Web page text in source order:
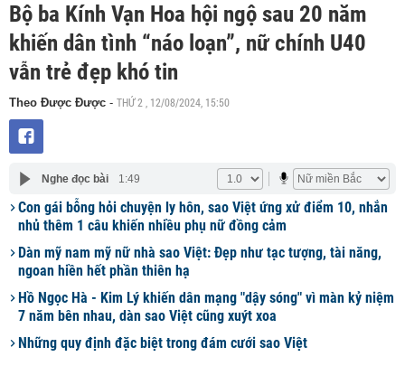
Bộ ba Kính Vạn Hoa hội ngộ sau 20 năm
khiến dân tình “náo loạn”, nữ chính U40
vẫn trẻ đẹp khó tin
Theo Được Được - THỨ 2 , 12/08/2024, 15:50
Nghe đọc bài 1:49
Con gái bỗng hỏi chuyện ly hôn, sao Việt ứng xử điểm 10, nhắn
nhủ thêm 1 câu khiến nhiều phụ nữ đồng cảm
Dàn mỹ nam mỹ nữ nhà sao Việt: Đẹp như tạc tượng, tài năng,
ngoan hiền hết phần thiên hạ
Hồ Ngọc Hà - Kim Lý khiến dân mạng "dậy sóng" vì màn kỷ niệm
7 năm bên nhau, dàn sao Việt cũng xuýt xoa
Những quy định đặc biệt trong đám cưới sao Việt